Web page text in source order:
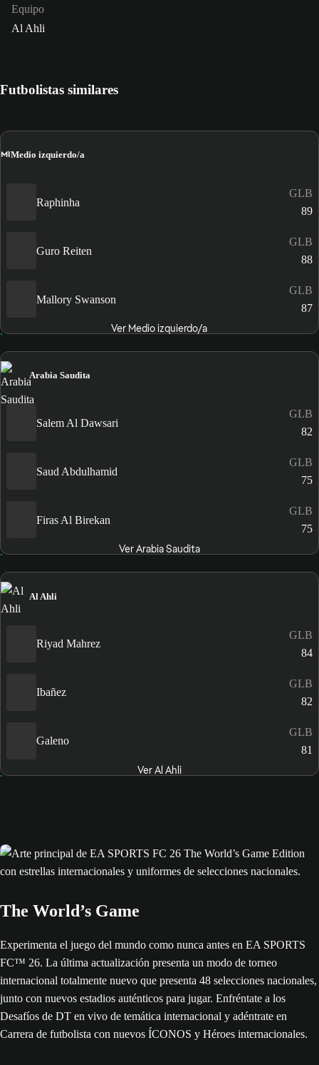
Equipo
Al Ahli
Futbolistas similares
MIMedio izquierdo/a
Raphinha
GLB
89
Guro Reiten
GLB
88
Mallory Swanson
GLB
87
Ver Medio izquierdo/a
Arabia Saudita
Salem Al Dawsari
GLB
82
Saud Abdulhamid
GLB
75
Firas Al Birekan
GLB
75
Ver Arabia Saudita
Al Ahli
Riyad Mahrez
GLB
84
Ibañez
GLB
82
Galeno
GLB
81
Ver Al Ahli
The World’s Game
Experimenta el juego del mundo como nunca antes en EA SPORTS
FC™ 26. La última actualización presenta un modo de torneo
internacional totalmente nuevo que presenta 48 selecciones nacionales,
junto con nuevos estadios auténticos para jugar. Enfréntate a los
Desafíos de DT en vivo de temática internacional y adéntrate en
Carrera de futbolista con nuevos ÍCONOS y Héroes internacionales.